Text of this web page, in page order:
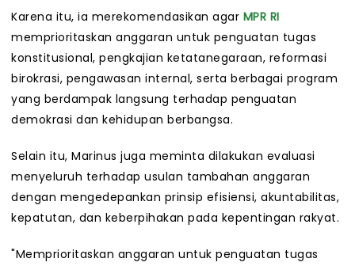
Karena itu, ia merekomendasikan agar MPR RI
memprioritaskan anggaran untuk penguatan tugas
konstitusional, pengkajian ketatanegaraan, reformasi
birokrasi, pengawasan internal, serta berbagai program
yang berdampak langsung terhadap penguatan
demokrasi dan kehidupan berbangsa.
Selain itu, Marinus juga meminta dilakukan evaluasi
menyeluruh terhadap usulan tambahan anggaran
dengan mengedepankan prinsip efisiensi, akuntabilitas,
kepatutan, dan keberpihakan pada kepentingan rakyat.
"Memprioritaskan anggaran untuk penguatan tugas